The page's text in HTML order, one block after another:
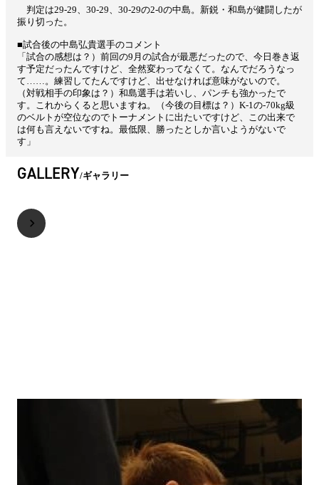
判定は29-29、30-29、30-29の2-0の中島。新鋭・和島が健闘したが
振り切った。
■試合後の中島弘貴選手のコメント
「試合の感想は？）前回の9月の試合が最悪だったので、今日巻き返
す予定だったんですけど、全然変わってなくて。なんでだろうなっ
て……。練習してたんですけど、出せなければ意味がないので。
（対戦相手の印象は？）和島選手は若いし、パンチも強かったで
す。これからくると思いますね。（今後の目標は？）K-1の-70kg級
のベルトが空位なのでトーナメントに出たいですけど、この出来で
は何も言えないですね。最低限、勝ったとしか言いようがないで
す」
GALLERY ギャラリー